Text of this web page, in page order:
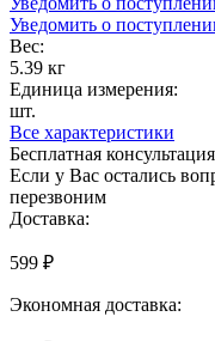
Уведомить о
Вес:
5.39 кг
Единица измерения:
шт.
Все характеристики
Бесплатная консультация
Если у Вас остались
перезвоним
Доставка:
599 ₽
Экономная доставка: